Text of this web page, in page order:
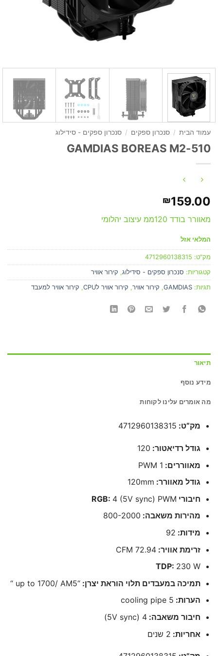
עמוד הבית / סנכרון ספקים / סנכרון ספקים - סידילוג
GAMDIAS BOREAS M2-510
₪159.00
מאוורר בודד 120ממ עיצוב יהלומי
המלאי אזל
מק"ט: 4712960138315
קטגוריות: סנכרון ספקים - סידילוג, קירור אוויר
תגיות: GAMDIAS
, קירור אוויר, קירור אוויר לCPU , קירור אוויר למעבד
תיאור
מידע נוסף
מה אומרים עלינו לקוחות
מק”ט: 4712960138315
גודל רדיאטור: 120
מאווררים: 1 PWM
גודל מאוורר: 120mm
חיבורי RGB: 4 (5V sync) PWM
מהירות משאבה: 800-2000
מידות: 92
זרימת אוויר: 72.94 CFM
TDP: 230 W
תמיכה במעבדים תלוי הוראת יצרן: “up to 1700/ AM5 “
הערות: 5 cooling pipe
חיבור משאבה: 4 (5V sync)
אחריות: 2 שנים